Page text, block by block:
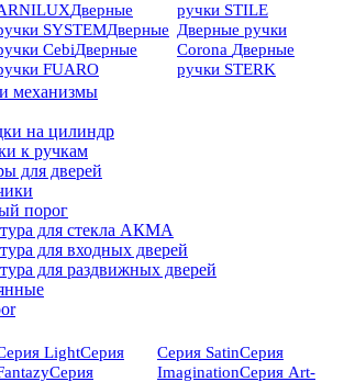
Дверные
SYSTEMДверные
CebiДверные
FUARO
ручки STILE
Дверные ручки
Corona Дверные
ручки STERK
механизмы
на цилиндр
к ручкам
для дверей
порог
для стекла АКМА
для входных дверей
для раздвижных дверей
LightСерия
Серия
Серия SatinСерия
ImaginationСерия Art-